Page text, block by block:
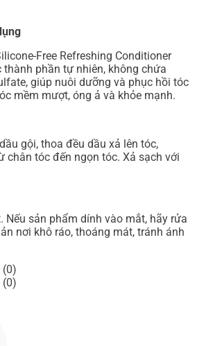
Free Refreshing Conditioner
phần tự nhiên, không chứa
giúp nuôi dưỡng và phục hồi tóc
mềm mượt, óng ả và khỏe mạnh.
gội, thoa đều dầu xả lên tóc,
chân tóc đến ngọn tóc. Xả sạch với
Nếu sản phẩm dính vào mắt, hãy rửa
nơi khô ráo, thoáng mát, tránh ánh
(0)
(0)